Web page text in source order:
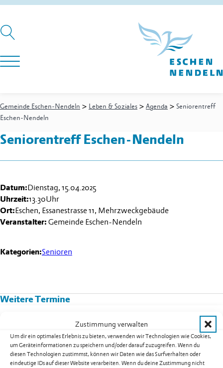
Zustimmung verwalten
Um dir ein optimales Erlebnis zu bieten, verwenden wir Technologien wie Cookies,
um Geräteinformationen zu speichern und/oder darauf zuzugreifen. Wenn du
diesen Technologien zustimmst, können wir Daten wie das Surfverhalten oder
eindeutige IDs auf dieser Website verarbeiten. Wenn du deine Zustimmung nicht
Gemeinde Eschen-Nendeln > Leben & Soziales > Agenda > Seniorentreff
Eschen-Nendeln
Seniorentreff Eschen-Nendeln
Datum:Dienstag, 15.04.2025
Uhrzeit:13.30Uhr
Ort:Eschen, Essanestrasse 11, Mehrzweckgebäude
Veranstalter: Gemeinde Eschen-Nendeln
Kategorien:Senioren
Weitere Termine
Kurs 08B02: Yoga für Männer in
Nendeln
Datum:17.08.2026
Uhrzeit:19.30-20.30Uhr